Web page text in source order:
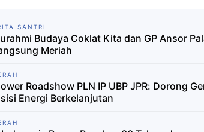
SANTRI
Budaya Coklat Kita dan GP Ansor
Meriah
Roadshow PLN IP UBP JPR: Dorong
Energi Berkelanjutan